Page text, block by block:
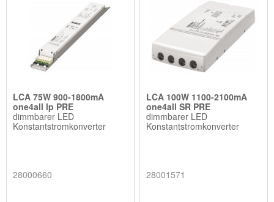
LCA 75W 900-1800mA
one4all lp PRE
dimmbarer LED
Konstantstromkonverter
28000660
LCA 100W 1100-2100mA
one4all SR PRE
dimmbarer LED
Konstantstromkonverter
28001571